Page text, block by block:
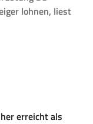
lohnen, liest
erreicht als